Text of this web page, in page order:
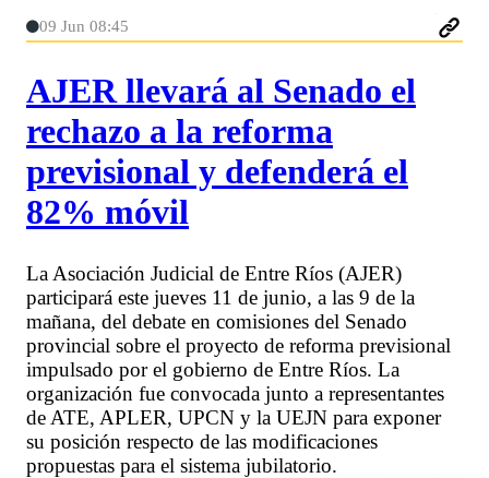
09 Jun 08:45
AJER llevará al Senado el
rechazo a la reforma
previsional y defenderá el
82% móvil
La Asociación Judicial de Entre Ríos (AJER)
participará este jueves 11 de junio, a las 9 de la
mañana, del debate en comisiones del Senado
provincial sobre el proyecto de reforma previsional
impulsado por el gobierno de Entre Ríos. La
organización fue convocada junto a representantes
de ATE, APLER, UPCN y la UEJN para exponer
su posición respecto de las modificaciones
propuestas para el sistema jubilatorio.